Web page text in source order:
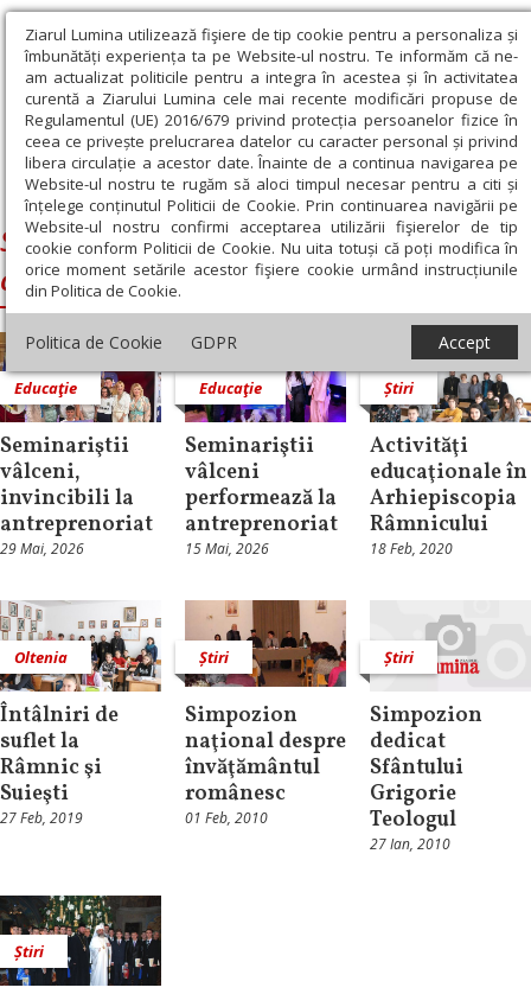
Ziarul Lumina utilizează fişiere de tip cookie pentru a personaliza și
îmbunătăți experiența ta pe Website-ul nostru. Te informăm că ne-
am actualizat politicile pentru a integra în acestea și în activitatea
curentă a Ziarului Lumina cele mai recente modificări propuse de
Regulamentul (UE) 2016/679 privind protecția persoanelor fizice în
ceea ce privește prelucrarea datelor cu caracter personal și privind
libera circulație a acestor date. Înainte de a continua navigarea pe
Website-ul nostru te rugăm să aloci timpul necesar pentru a citi și
înțelege conținutul Politicii de Cookie. Prin continuarea navigării pe
Website-ul nostru confirmi acceptarea utilizării fişierelor de tip
cookie conform Politicii de Cookie. Nu uita totuși că poți modifica în
orice moment setările acestor fişiere cookie urmând instrucțiunile
din Politica de Cookie.
Politica de Cookie GDPR Accept
Ziarul Lumina › Seminarul Teologic Ortodox din Râmni­cu-Vâlcea
Seminarul Teologic Ortodox din Râmni­
cu-Vâlcea
Educaţie
Seminariştii
vâlceni,
invincibili la
antreprenoriat
29 Mai, 2026
Educaţie
Seminariştii
vâlceni
performează la
antreprenoriat
15 Mai, 2026
Știri
Activităţi
educaţionale în
Arhiepiscopia
Râmnicului
18 Feb, 2020
Oltenia
Întâlniri de
suflet la
Râmnic şi
Suieşti
27 Feb, 2019
Știri
Simpozion
naţional despre
învăţământul
românesc
01 Feb, 2010
Știri
Simpozion
dedicat
Sfântului
Grigorie
Teologul
27 Ian, 2010
Știri